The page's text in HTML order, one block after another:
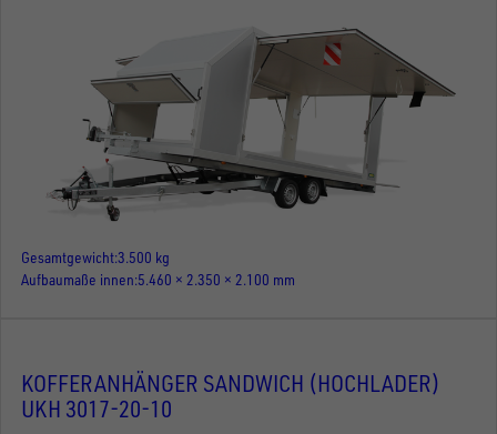
Gesamtgewicht3.500 kg
Aufbaumaße innen 5.460 × 2.350 × 2.100 mm
KOFFERANHÄNGER SANDWICH (HOCHLADER)
UKH 3017-20-10